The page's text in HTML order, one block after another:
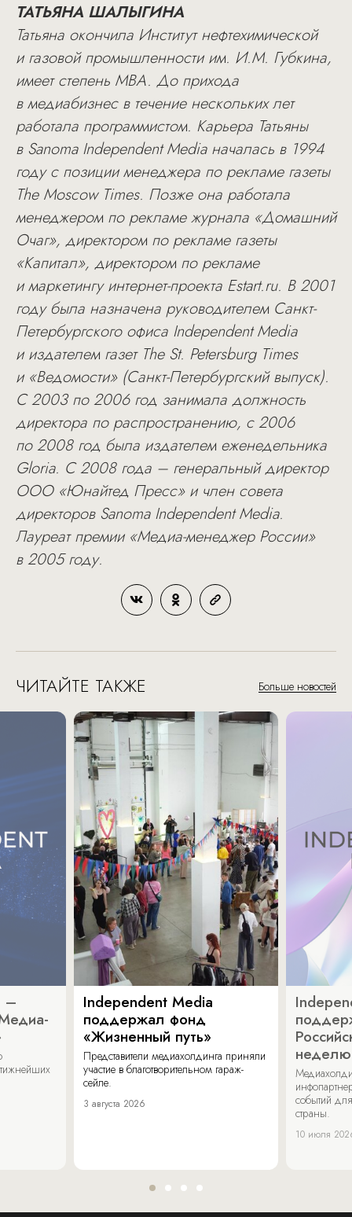
ТАТЬЯНА ШАЛЫГИНА
Татьяна окончила Институт нефтехимической
и газовой промышленности им. И.М. Губкина,
имеет степень MBA. До прихода
в медиабизнес в течение нескольких лет
работала программистом. Карьера Татьяны
в Sanoma Independent Media началась в 1994
году с позиции менеджера по рекламе газеты
The Moscow Times. Позже она работала
менеджером по рекламе журнала «Домашний
Очаг», директором по рекламе газеты
«Капитал», директором по рекламе
и маркетингу интернет-проекта Estart.ru. В 2001
году была назначена руководителем Санкт-
Петербургского офиса Independent Media
и издателем газет The St. Petersburg Times
и «Ведомости» (Санкт-Петербургский выпуск).
С 2003 по 2006 год занимала должность
директора по распространению, с 2006
по 2008 год была издателем еженедельника
Gloria. C 2008 года – генеральный директор
ООО «Юнайтед Пресс» и член совета
директоров Sanoma Independent Media.
Лауреат премии «Медиа-менеджер России»
в 2005 году.
ЧИТАЙТЕ ТАКЖЕ Больше новостей
–
Independent Media
поддержал фонд
«Жизненный путь»
Представители медиахолдинга приняли
участие в благотворительном гараж-
сейле.
3 августа 2026
неделю
событий
страны.
10 июля